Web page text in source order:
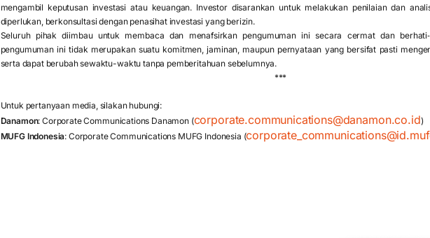
mengambil keputusan investasi atau keuangan. Investor disarankan untuk melakukan penilaian dan
diperlukan, berkonsultasi dengan penasihat investasi yang berizin.
Seluruh pihak diimbau untuk membaca dan menafsirkan pengumuman ini secara cermat dan
pengumuman ini tidak merupakan suatu komitmen, jaminan, maupun pernyataan yang bersifat pasti
serta dapat berubah sewaktu-waktu tanpa pemberitahuan sebelumnya.
***
Untuk pertanyaan media, silakan hubungi:
Danamon: Corporate Communications Danamon (corporate.communications@danamon.co.id)
MUFG Indonesia: Corporate Communications MUFG Indonesia (